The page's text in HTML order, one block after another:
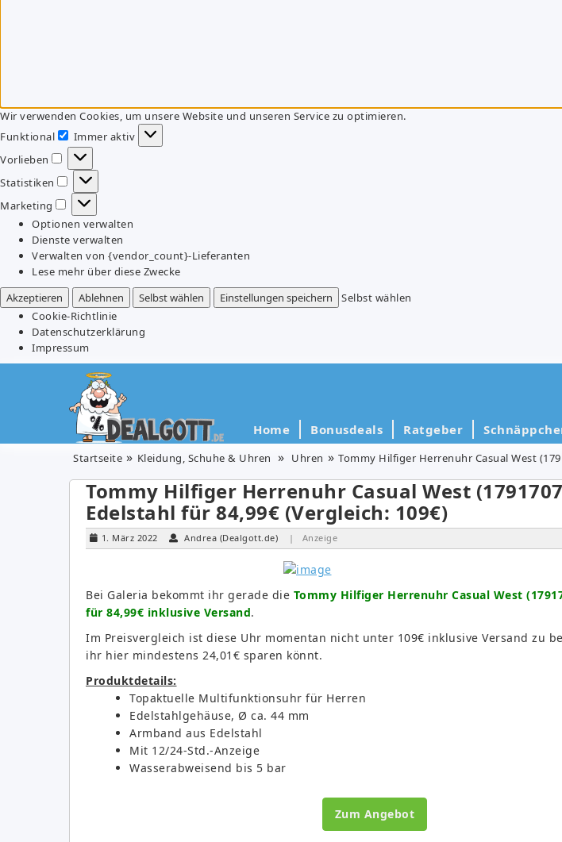
Wir verwenden Cookies, um unsere Website und unseren Service zu optimieren.
Funktional
Funktional
Immer aktiv
Vorlieben
Vorlieben
Statistiken
Statistiken
Marketing
Marketing
Optionen verwalten
Dienste verwalten
Verwalten von {vendor_count}-Lieferanten
Lese mehr über diese Zwecke
Akzeptieren
Ablehnen Selbst wählen Einstellungen speichern
Selbst wählen
Cookie-Richtlinie
Datenschutzerklärung
Impressum
Home Bonusdeals Ratgeber
Startseite Kleidung, Schuhe & Uhren Uhren Tommy Hilfiger Herrenuhr Casual West
Tommy Hilfiger Herrenuhr Casual West
Edelstahl für 84,99€ (Vergleich: 109€)
1. März 2022 Andrea (Dealgott.de) | Anzeige
Bei Galeria bekommt ihr gerade die Tommy Hilfiger Herrenuhr Casual West
für 84,99€ inklusive Versand.
Im Preisvergleich ist diese Uhr momentan nicht unter 109€ inklusive Versand zu
ihr hier mindestens 24,01€ sparen könnt.
Produktdetails:
Topaktuelle Multifunktionsuhr für Herren
Edelstahlgehäuse, Ø ca. 44 mm
Armband aus Edelstahl
Mit 12/24-Std.-Anzeige
Wasserabweisend bis 5 bar
Zum Angebot